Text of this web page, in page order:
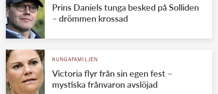
Prins Daniels tunga besked på Solliden
– drömmen krossad
KUNGAFAMILJEN
Victoria flyr från sin egen fest –
mystiska frånvaron avslöjad